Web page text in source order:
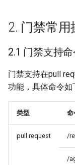
5. 正式重编
6. 其余常见问题
2. 门禁常用
2.1 门禁支持
门禁支持在pull
功能，具体命令如
类型 命
pull request /
/